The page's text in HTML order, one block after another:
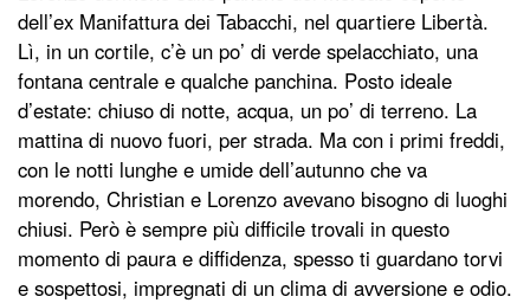
dell’ex Manifattura dei Tabacchi, nel quartiere Libertà.
Lì, in un cortile, c’è un po’ di verde spelacchiato, una
fontana centrale e qualche panchina. Posto ideale
d’estate: chiuso di notte, acqua, un po’ di terreno. La
mattina di nuovo fuori, per strada. Ma con i primi freddi,
con le notti lunghe e umide dell’autunno che va
morendo, Christian e Lorenzo avevano bisogno di luoghi
chiusi. Però è sempre più difficile trovali in questo
momento di paura e diffidenza, spesso ti guardano torvi
e sospettosi, impregnati di un clima di avversione e odio.